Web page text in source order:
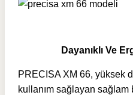
Dayanıklı Ve
PRECISA XM 66, yüksek
kullanım sağlayan sağlam